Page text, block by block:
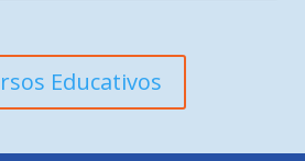
Educativos